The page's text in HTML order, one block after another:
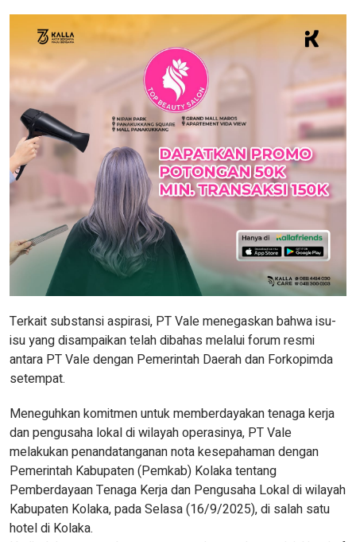
Terkait substansi aspirasi, PT Vale menegaskan bahwa isu-
isu yang disampaikan telah dibahas melalui forum resmi
antara PT Vale dengan Pemerintah Daerah dan Forkopimda
setempat.
Meneguhkan komitmen untuk memberdayakan tenaga kerja
dan pengusaha lokal di wilayah operasinya, PT Vale
melakukan penandatanganan nota kesepahaman dengan
Pemerintah Kabupaten (Pemkab) Kolaka tentang
Pemberdayaan Tenaga Kerja dan Pengusaha Lokal di wilayah
Kabupaten Kolaka, pada Selasa (16/9/2025), di salah satu
hotel di Kolaka.